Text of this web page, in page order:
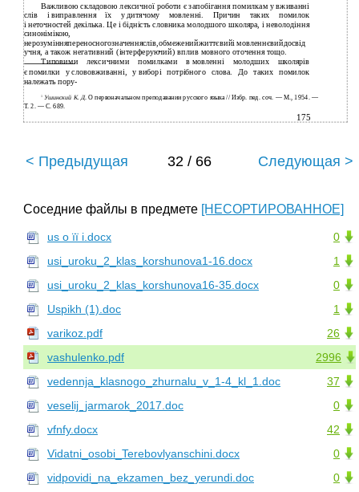
Важливою складовою лексичної роботи є запобігання помилкам у вживанні
слів і виправлення їх у дитячому мовленні. Причин таких помилок
і неточностей декілька. Це і бідність словника молодшого школяра, і неволодіння
синонімікою,
нерозумінняпереносногозначенняслів,обмеженийжиттєвийі мовленнєвийдосвід
учня, а також негативний (інтерферуючий) вплив мовного оточення тощо.
Типовими лексичними помилками в мовленні молодших школярів
є помилки у слововживанні, у виборі потрібного слова. До таких помилок
належать пору-
1 Ушинский К. Д. О первоначальном преподавании русского языка // Избр. пед. соч. — М., 1954. —
Т. 2. — С. 689.
175
< Предыдущая 32 / 66 Следующая >
Соседние файлы в предмете [НЕСОРТИРОВАННОЕ]
0
us о її і.docx
1
usi_uroku_2_klas_korshunova1-16.docx
0
usi_uroku_2_klas_korshunova16-35.docx
1
Uspikh (1).doc
26
varikoz.pdf
2996
vashulenko.pdf
37
vedennja_klasnogo_zhurnalu_v_1-4_kl_1.doc
0
veselij_jarmarok_2017.doc
42
vfnfy.docx
0
Vidatni_osobi_Terebovlyanschini.docx
0
vidpovidi_na_ekzamen_bez_yerundi.doc